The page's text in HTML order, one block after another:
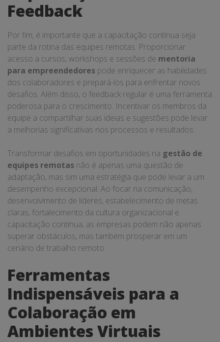
Feedback
Por fim, é importante que a capacitação contínua seja
parte da rotina das equipes remotas. Proporcionar
acesso a cursos, workshops e sessões de mentoria
para empreendedores pode enriquecer as habilidades
dos colaboradores e prepará-los para enfrentar novos
desafios. Além disso, o feedback regular é uma ferramenta
poderosa para o crescimento. Incentivar os membros da
equipe a compartilhar suas ideias e sugestões pode levar
a melhorias significativas nos processos e resultados.
Transformar desafios em oportunidades na gestão de
equipes remotas não é apenas uma questão de
adaptação, mas sim uma estratégia que pode levar a um
desempenho excepcional. Ao focar na comunicação,
desenvolvimento de líderes, estabelecimento de metas
claras, fortalecimento da cultura organizacional e
capacitação contínua, as empresas podem não apenas
superar obstáculos, mas também prosperar em um
cenário de trabalho remoto.
Ferramentas
Indispensáveis para a
Colaboração em
Ambientes Virtuais